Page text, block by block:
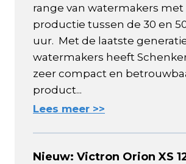
range van watermakers met
productie tussen de 30 en
uur. Met de laatste
watermakers heeft
zeer compact en
product...
Lees meer >>
Nieuw: Victron Orion XS